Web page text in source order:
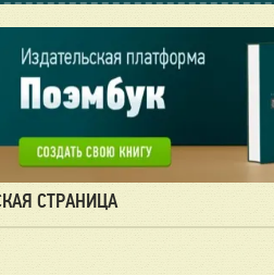
СТРАНИЦА